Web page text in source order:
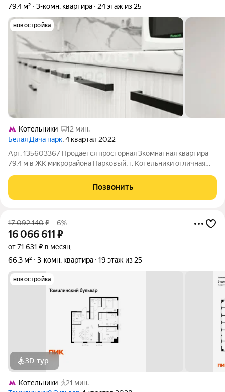
79,4 м² 3-комн. квартира 24 этаж из 25
новостройка
Котельники
12 мин.
Белая Дача парк, 4 квартал 2022
Арт. 135603367 Продается просторная 3комнатная квартира
79,4 м в ЖК микрорайона Парковый, г. Котельники отличная
Прямая продажа, полная стоимость, все документы готовы,
возможна ипотека
Позвонить
17 092 140₽ –6%
16 066 611 ₽
от 71 631 ₽ в месяц
66,3 м²
3-комн. квартира 19 этаж из 25
новостройка
3D-тур
Котельники
21 мин.